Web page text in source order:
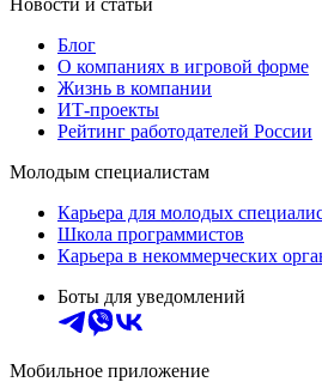
Блог
О компаниях в игровой форме
Жизнь в компании
ИТ-проекты
Рейтинг работодателей России
Молодым специалистам
Карьера для молодых
Школа программистов
Карьера в некоммерческих
Боты для уведомлений
Мобильное приложение